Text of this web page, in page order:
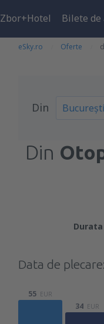
Zbor+Hotel Bilete de
eSky.ro Oferte
Din
Din
Data de plecare:
55 EUR
34 EUR